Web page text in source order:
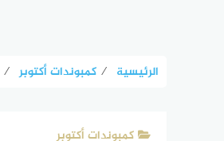
الرئيسية ⁄ كمبوندات أكتوبر ⁄
كمبوندات أكتوبر